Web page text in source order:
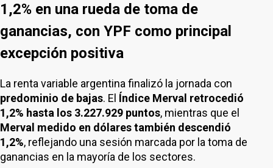
1,2% en una rueda de toma de
ganancias, con YPF como principal
excepción positiva
La renta variable argentina finalizó la jornada con
predominio de bajas. El Índice Merval retrocedió
1,2% hasta los 3.227.929 puntos, mientras que el
Merval medido en dólares también descendió
1,2%, reflejando una sesión marcada por la toma de
ganancias en la mayoría de los sectores.